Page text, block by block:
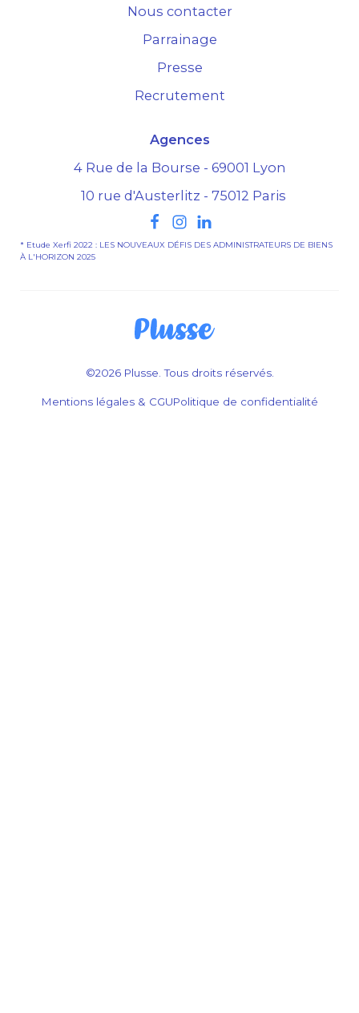
Nous contacter
Parrainage
Presse
Recrutement
Agences
4 Rue de la Bourse - 69001 Lyon
10 rue d'Austerlitz - 75012 Paris
* Etude Xerfi 2022 : LES NOUVEAUX DÉFIS DES ADMINISTRATEURS DE BIENS
À L'HORIZON 2025
©2026 Plusse. Tous droits réservés.
Mentions légales & CGUPolitique de confidentialité